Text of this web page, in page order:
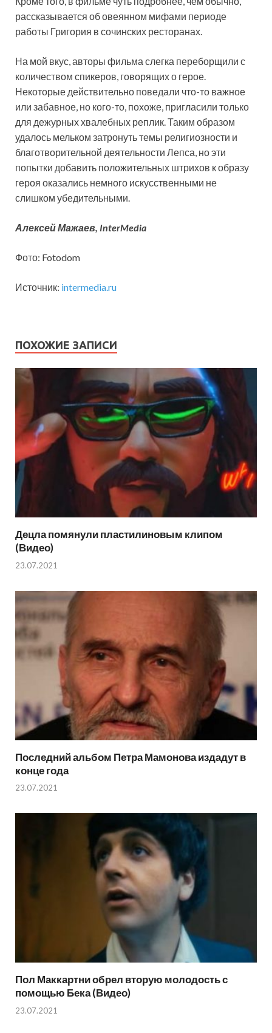
рассказывается об овеянном мифами периоде
работы Григория в сочинских ресторанах.
На мой вкус, авторы фильма слегка переборщили с
количеством спикеров, говорящих о герое.
Некоторые действительно поведали что-то важное
или забавное, но кого-то, похоже, пригласили только
для дежурных хвалебных реплик. Таким образом
удалось мельком затронуть темы религиозности и
благотворительной деятельности Лепса, но эти
попытки добавить положительных штрихов к образу
героя оказались немного искусственными не
слишком убедительными.
Алексей Мажаев, InterMedia
Фото: Fotodom
Источник: intermedia.ru
ПОХОЖИЕ ЗАПИСИ
Децла помянули пластилиновым клипом
(Видео)
23.07.2021
Последний альбом Петра Мамонова издадут в
конце года
23.07.2021
Пол Маккартни обрел вторую молодость с
помощью Бека (Видео)
23.07.2021